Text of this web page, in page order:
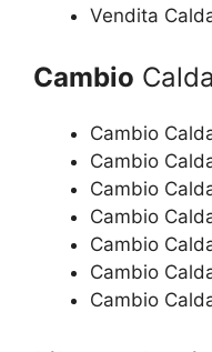
Vendita
Cambio
Cambio
Cambio
Cambio
Cambio
Cambio
Cambio
Cambio